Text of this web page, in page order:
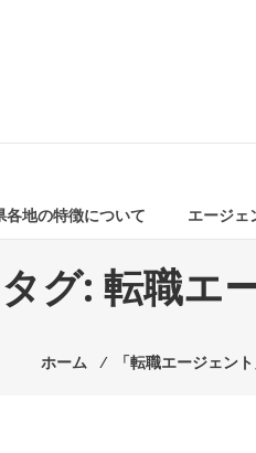
各地の特徴について エージェ
タグ: 転職エ
ホーム ⁄ 「転職エージェン